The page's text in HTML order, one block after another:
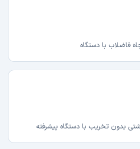
فاضلاب با دستگاه
بدون تخریب با دستگاه پیشرفته